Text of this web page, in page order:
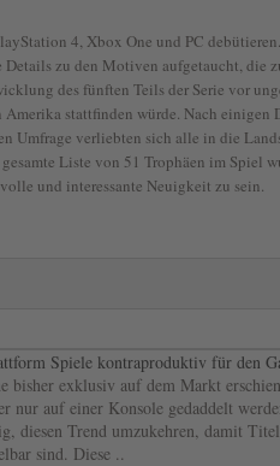
4, Xbox One und PC
Details zu den Motiven aufgetaucht, die
des fünften Teils der Serie vor
Amerika stattfinden würde. Nach
Umfrage verliebten sich alle in die
Liste von 51 Trophäen im Spiel
und interessante Neuigkeit zu sein.
Spiele kontraproduktiv für den
bisher exklusiv auf dem Markt
nur auf einer Konsole gedaddelt
diesen Trend umzukehren, damit
sind. Diese ..